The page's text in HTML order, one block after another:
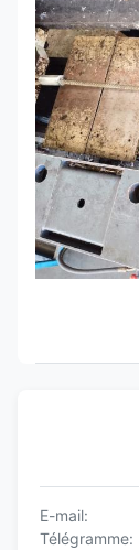
E-mail:
Télégramme: